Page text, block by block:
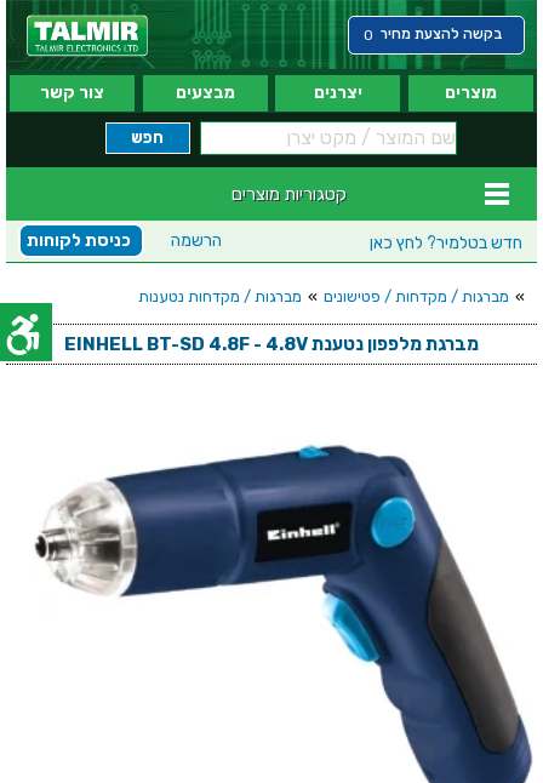
בקשה להצעת מחיר 0
מוצרים יצרנים מבצעים צור קשר
קטגוריות מוצרים
חדש בטלמיר? לחץ כאן כניסת לקוחות הרשמה
» מברגות / מקדחות / פטישונים » מברגות / מקדחות נטענות
מברגת מלפפון נטענת EINHELL BT-SD 4.8F - 4.8V